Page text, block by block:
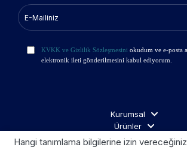
KVKK ve Gizlilik Sözleşmesini okudum ve e-posta
elektronik ileti gönderilmesini kabul ediyorum.
Kurumsal
Ürünler
İş Ortakları
Hangi tanımlama bilgilerine izin